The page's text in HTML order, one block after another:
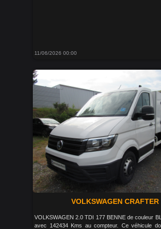
11/06/2026 00:00
VOLKSWAGEN CRAFTER
VOLKSWAGEN 2.0 TDI 177 BENNE de couleur
avec 142434 Kms au compteur. Ce véhicule